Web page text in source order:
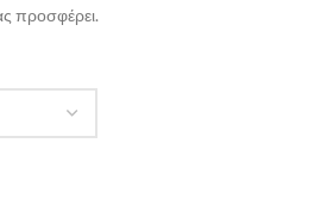
προσφέρει.